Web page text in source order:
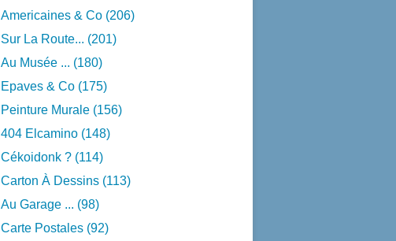
Americaines & Co (206)
Sur La Route... (201)
Au Musée ... (180)
Epaves & Co (175)
Peinture Murale (156)
404 Elcamino (148)
Cékoidonk ? (114)
Carton À Dessins (113)
Au Garage ... (98)
Carte Postales (92)